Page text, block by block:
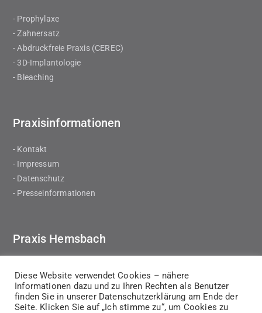
- Prophylaxe
- Zahnersatz
- Abdruckfreie Praxis (CEREC)
- 3D-Implantologie
- Bleaching
Praxisinformationen
- Kontakt
- Impressum
- Datenschutz
- Presseinformationen
Praxis Hemsbach
Dr.med dent Nagihan Kücük
Tel.: 06201 – 9862058
Gleiwitzerstraße 40b
Diese Website verwendet Cookies – nähere
Informationen dazu und zu Ihren Rechten als Benutzer
finden Sie in unserer Datenschutzerklärung am Ende der
Seite. Klicken Sie auf „Ich stimme zu“, um Cookies zu